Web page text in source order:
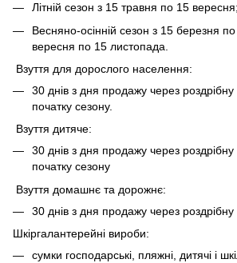
Літній сезон з 15 травня по 15 вересня;
Весняно-осінній сезон з 15 березня
вересня по 15 листопада.
Взуття для дорослого населення:
30 днів з дня продажу через
початку сезону.
Взуття дитяче:
30 днів з дня продажу через
початку сезону
Взуття домашнє та дорожнє:
30 днів з дня продажу через
Шкіргалантерейні вироби:
сумки господарські, пляжні, дитячі і